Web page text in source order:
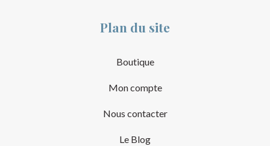
Plan du site
Boutique
Mon compte
Nous contacter
Le Blog